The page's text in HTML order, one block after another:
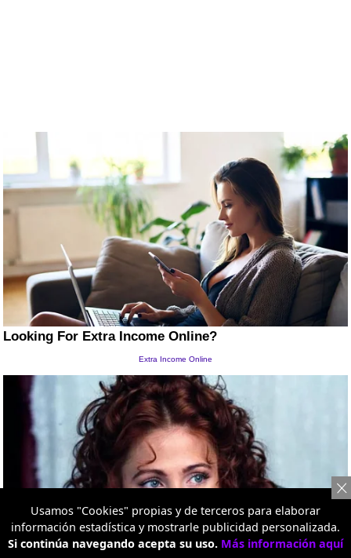
Usamos "Cookies" propias y de terceros para elaborar
información estadística y mostrarle publicidad personalizada.
Si continúa navegando acepta su uso. Más información aquí